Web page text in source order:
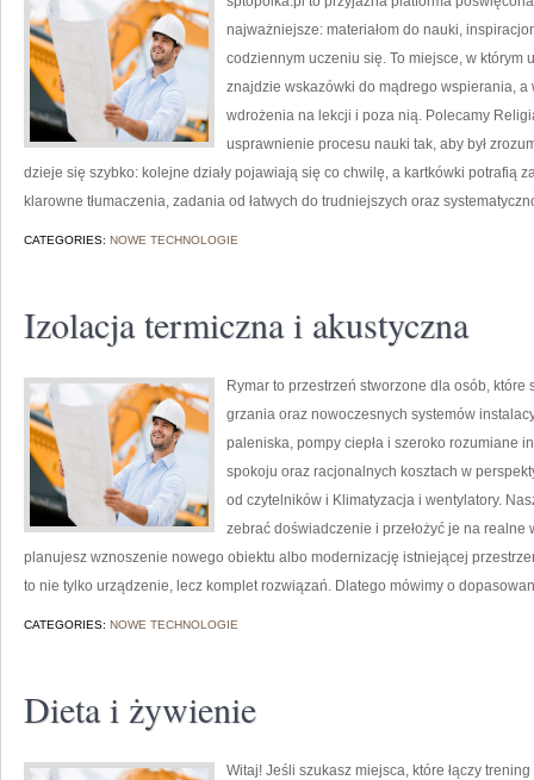
najważniejsze: materiałom do nauki,
codziennym uczeniu się. To miejsce, w którym
znajdzie wskazówki do mądrego wspierania,
wdrożenia na lekcji i poza nią. Polecamy
usprawnienie procesu nauki tak, aby był
dzieje się szybko: kolejne działy pojawiają się co chwilę, a kartkówki potrafią
klarowne tłumaczenia, zadania od łatwych do trudniejszych oraz
CATEGORIES: NOWE TECHNOLOGIE
Izolacja termiczna i akustyczna
Rymar to przestrzeń stworzone dla osób,
grzania oraz nowoczesnych systemów
paleniska, pompy ciepła i szeroko rozumiane
spokoju oraz racjonalnych kosztach w
od czytelników i Klimatyzacja i wentylatory.
zebrać doświadczenie i przełożyć je na
planujesz wznoszenie nowego obiektu albo modernizację istniejącej
to nie tylko urządzenie, lecz komplet rozwiązań. Dlatego mówimy o
CATEGORIES: NOWE TECHNOLOGIE
Dieta i żywienie
Witaj! Jeśli szukasz miejsca, które łączy